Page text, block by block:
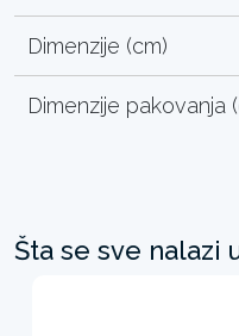
Dimenzije (cm)
Dimenzije pakovanja
Šta se sve nalazi